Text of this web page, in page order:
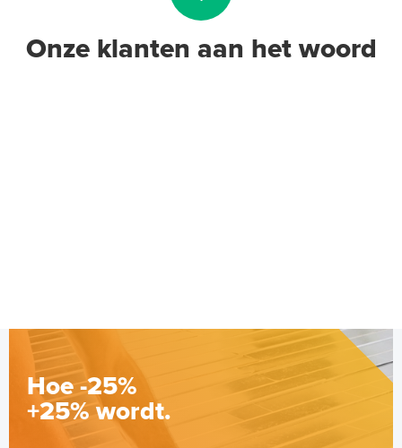
Onze klanten aan het woord
Hoe -25%
+25% wordt.